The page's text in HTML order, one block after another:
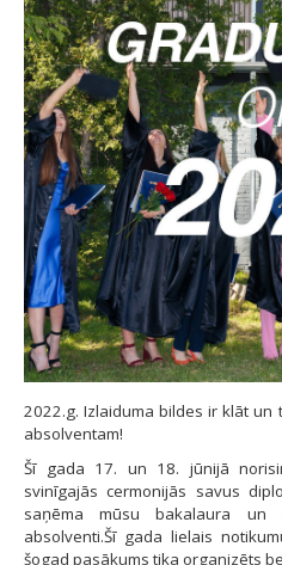
2022.g. Izlaiduma bildes ir klāt
absolventam!
Šī gada 17. un 18. jūnijā
svinīgajās cermonijās savus
saņēma mūsu bakalaura un
absolventi.Šī gada lielais
šogad pasākums tika organizēts